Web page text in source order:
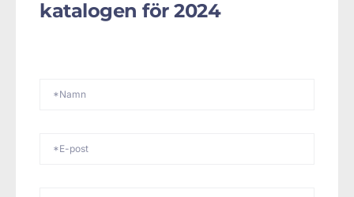
katalogen för 2024